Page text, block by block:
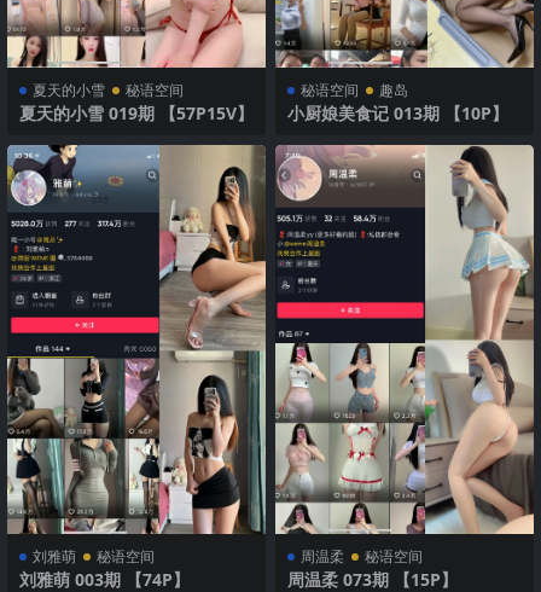
夏天的小雪 秘语空间
夏天的小雪 019期 【57P15V】
秘语空间 趣岛
小厨娘美食记 013期 【10P】
刘雅萌 秘语空间
刘雅萌 003期 【74P】
周温柔 秘语空间
周温柔 073期 【15P】